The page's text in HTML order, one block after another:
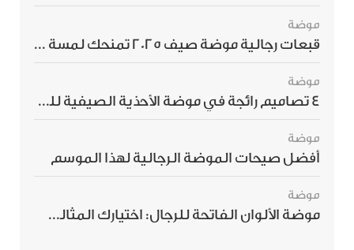
موضة
قبعات رجالية موضة صيف 2025 تمنحك لمسة أناقة استثنائية
موضة
4 تصاميم رائجة في موضة الأحذية الصيفية للرجال هذا الموسم
موضة
أفضل صيحات الموضة الرجالية لهذا الموسم
موضة
موضة الألوان الفاتحة للرجال: اختيارك المثالي لإطلالة صيفية مبهرة